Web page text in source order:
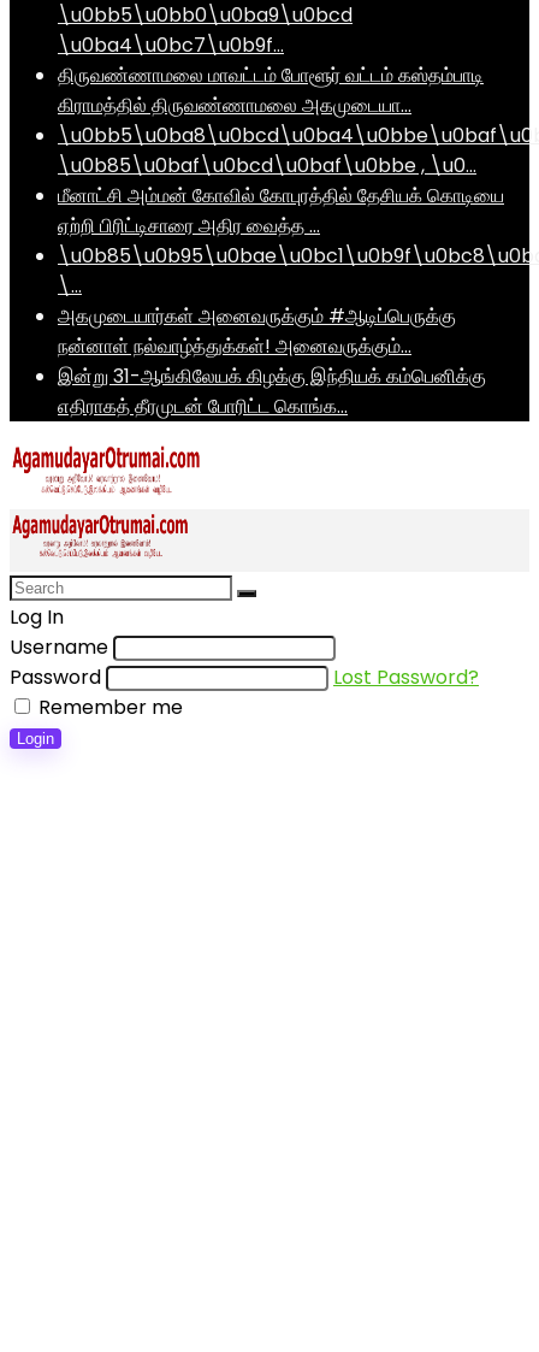
\u0bb5\u0bb0\u0ba9\u0bcd
\u0ba4\u0bc7\u0b9f…
திருவண்ணாமலை மாவட்டம் போளூர் வட்டம் கஸ்தம்பாடி
கிராமத்தில் திருவண்ணாமலை அகமுடையா…
\u0b85\u0baf\u0bcd\u0baf\u0bbe , \u0…
மீனாட்சி அம்மன் கோவில் கோபுரத்தில் தேசியக் கொடியை
ஏற்றி பிரிட்டிசாரை அதிர வைத்த …
\…
அகமுடையார்கள் அனைவருக்கும் #ஆடிப்பெருக்கு
நன்னாள் நல்வாழ்த்துக்கள்! அனைவருக்கும்…
இன்று 31-ஆங்கிலேயக் கிழக்கு இந்தியக் கம்பெனிக்கு
எதிராகத் தீரமுடன் போரிட்ட கொங்க…
Log In
Username
Password
Lost Password?
Remember me
Login